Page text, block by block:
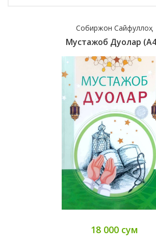
Собиржон Сайфуллоҳ
Мустажоб Дуолар
18 000 сум